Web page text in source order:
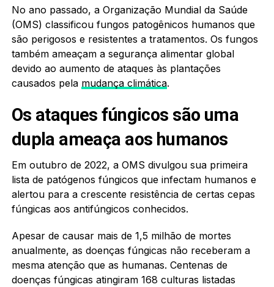
No ano passado, a Organização Mundial da Saúde
(OMS) classificou fungos patogênicos humanos que
são perigosos e resistentes a tratamentos. Os fungos
também ameaçam a segurança alimentar global
devido ao aumento de ataques às plantações
causados ​​pela mudança climática.
Os ataques fúngicos são uma
dupla ameaça aos humanos
Em outubro de 2022, a OMS divulgou sua primeira
lista de patógenos fúngicos que infectam humanos e
alertou para a crescente resistência de certas cepas
fúngicas aos antifúngicos conhecidos.
Apesar de causar mais de 1,5 milhão de mortes
anualmente, as doenças fúngicas não receberam a
mesma atenção que as humanas. Centenas de
doenças fúngicas atingiram 168 culturas listadas